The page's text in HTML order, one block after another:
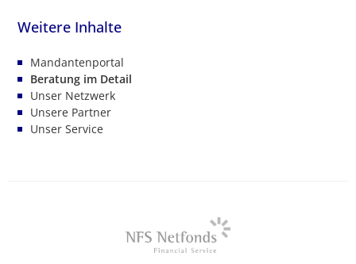
Mandantenportal
Beratung im Detail
Unser Netzwerk
Unsere Partner
Unser Service